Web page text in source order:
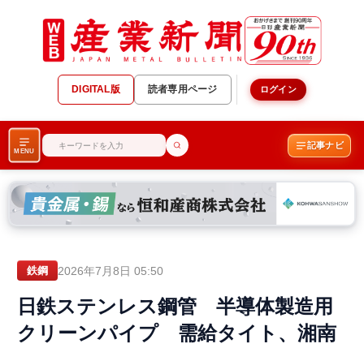
DIGITAL版 読者専用ページ ログイン
MENU
記事ナビ
鉄鋼 2026年7月8日 05:50
日鉄ステンレス鋼管 半導体製造用
クリーンパイプ 需給タイト、湘南